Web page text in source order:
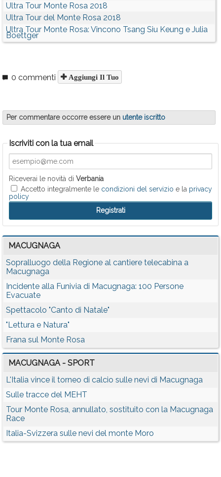
Ultra Tour Monte Rosa 2018
Ultra Tour del Monte Rosa 2018
Ultra Tour Monte Rosa: Vincono Tsang Siu Keung e Julia
Boettger
0 commenti Aggiungi Il Tuo
Per commentare occorre essere un utente iscritto
Iscriviti con la tua email
Riceverai le novità di Verbania
Accetto integralmente le condizioni del servizio e la privacy
policy
MACUGNAGA
Sopralluogo della Regione al cantiere telecabina a
Macugnaga
Incidente alla Funivia di Macugnaga: 100 Persone
Evacuate
Spettacolo "Canto di Natale"
"Lettura e Natura"
Frana sul Monte Rosa
MACUGNAGA - SPORT
L'Italia vince il torneo di calcio sulle nevi di Macugnaga
Sulle tracce del MEHT
Tour Monte Rosa, annullato, sostituito con la Macugnaga
Race
Italia-Svizzera sulle nevi del monte Moro